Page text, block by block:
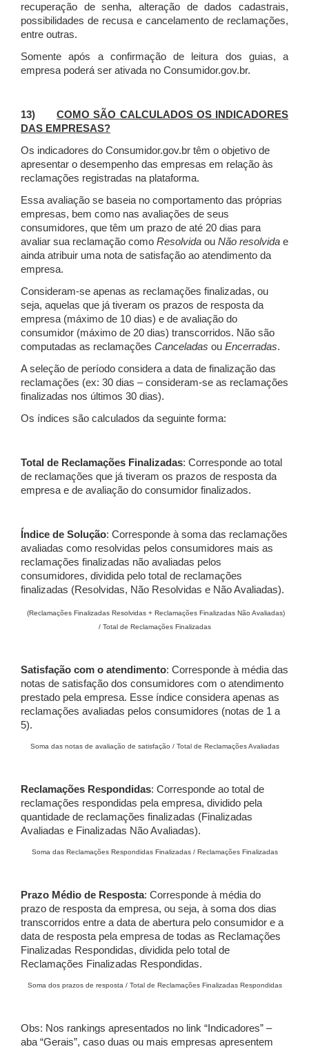
recuperação de senha, alteração de dados cadastrais,
possibilidades de recusa e cancelamento de reclamações,
entre outras.
Somente após a confirmação de leitura dos guias, a
empresa poderá ser ativada no Consumidor.gov.br.
13)COMO SÃO CALCULADOS OS INDICADORES
DAS EMPRESAS?
Os indicadores do Consumidor.gov.br têm o objetivo de
apresentar o desempenho das empresas em relação às
reclamações registradas na plataforma.
Essa avaliação se baseia no comportamento das próprias
empresas, bem como nas avaliações de seus
consumidores, que têm um prazo de até 20 dias para
avaliar sua reclamação como Resolvida ou Não resolvida e
ainda atribuir uma nota de satisfação ao atendimento da
empresa.
Consideram-se apenas as reclamações finalizadas, ou
seja, aquelas que já tiveram os prazos de resposta da
empresa (máximo de 10 dias) e de avaliação do
consumidor (máximo de 20 dias) transcorridos. Não são
computadas as reclamações Canceladas ou Encerradas.
A seleção de período considera a data de finalização das
reclamações (ex: 30 dias – consideram-se as reclamações
finalizadas nos últimos 30 dias).
Os índices são calculados da seguinte forma:
Total de Reclamações Finalizadas: Corresponde ao total
de reclamações que já tiveram os prazos de resposta da
empresa e de avaliação do consumidor finalizados.
Índice de Solução: Corresponde à soma das reclamações
avaliadas como resolvidas pelos consumidores mais as
reclamações finalizadas não avaliadas pelos
consumidores, dividida pelo total de reclamações
finalizadas (Resolvidas, Não Resolvidas e Não Avaliadas).
(Reclamações Finalizadas Resolvidas + Reclamações Finalizadas Não Avaliadas)
/ Total de Reclamações Finalizadas
Satisfação com o atendimento: Corresponde à média das
notas de satisfação dos consumidores com o atendimento
prestado pela empresa. Esse índice considera apenas as
reclamações avaliadas pelos consumidores (notas de 1 a
5).
Soma das notas de avaliação de satisfação / Total de Reclamações Avaliadas
Reclamações Respondidas: Corresponde ao total de
reclamações respondidas pela empresa, dividido pela
quantidade de reclamações finalizadas (Finalizadas
Avaliadas e Finalizadas Não Avaliadas).
Soma das Reclamações Respondidas Finalizadas / Reclamações Finalizadas
Prazo Médio de Resposta: Corresponde à média do
prazo de resposta da empresa, ou seja, à soma dos dias
transcorridos entre a data de abertura pelo consumidor e a
data de resposta pela empresa de todas as Reclamações
Finalizadas Respondidas, dividida pelo total de
Reclamações Finalizadas Respondidas.
Soma dos prazos de resposta / Total de Reclamações Finalizadas Respondidas
Obs: Nos rankings apresentados no link “Indicadores” –
aba “Gerais”, caso duas ou mais empresas apresentem